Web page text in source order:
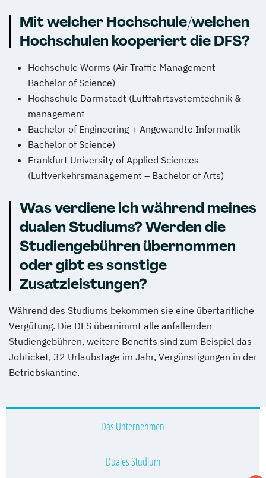
Mit welcher Hochschule/welchen
Hochschulen kooperiert die DFS?
Hochschule Worms (Air Traffic Management –
Bachelor of Science)
Hochschule Darmstadt (Luftfahrtsystemtechnik &-
management
Bachelor of Engineering + Angewandte Informatik
Bachelor of Science)
Frankfurt University of Applied Sciences
(Luftverkehrsmanagement – Bachelor of Arts)
Was verdiene ich während meines
dualen Studiums? Werden die
Studiengebühren übernommen
oder gibt es sonstige
Zusatzleistungen?
Während des Studiums bekommen sie eine übertarifliche
Vergütung. Die DFS übernimmt alle anfallenden
Studiengebühren, weitere Benefits sind zum Beispiel das
Jobticket, 32 Urlaubstage im Jahr, Vergünstigungen in der
Betriebskantine.
Das Unternehmen
Duales Studium